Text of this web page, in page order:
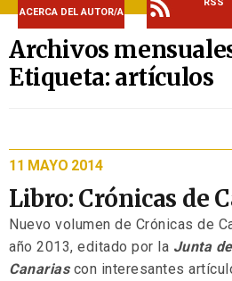
ACERCA DEL AUTOR/A
Archivos
Etiqueta: artículos
11 MAYO 2014
Libro: Crónicas de
Nuevo volumen de Crónicas de
año 2013, editado por la Junta
Canarias con interesantes